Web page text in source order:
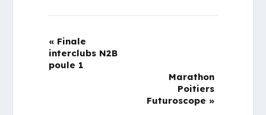
« Finale
interclubs N2B
poule 1
Marathon
Poitiers
Futuroscope »